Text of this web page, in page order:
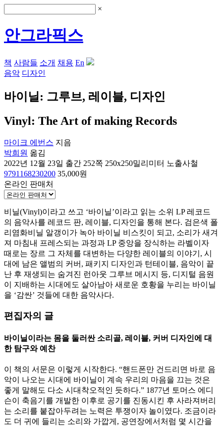
×
안그라픽스
책 사람들 소개 채용 En
음악 디자인
바이닐: 그루브, 레이블, 디자인
Vinyl: The Art of making Records
마이크 에번스 지음
박희원 옮김
2022년 12월 23일 출간 252쪽 250x250밀리미터 노출사철
9791168230200 35,000원
온라인 판매처
비닐(Vinyl)이라고 쓰고 ‘바이닐’이라고 읽는 소위 LP 레코드
의 음악사를 레코드 판, 레이블, 디자인을 통해 본다. 검은색 폴
리염화비닐 알갱이가 녹아 바이닐 비스킷이 되고, 소리가 새겨
져 마침내 프레스되는 과정과 LP 중앙을 장식하는 라벨이자
때로는 장르 그 자체를 대변하는 다양한 레이블의 이야기, 시
대에 남은 앨범의 커버, 패키지 디자인과 턴테이블, 음악이 끝
난 후 재생되는 숨겨진 런아웃 그루브 메시지 등, 디지털 음원
이 지배하는 시대에도 살아남아 새로운 호황을 누리는 바이닐
을 ‘감싼’ 것들에 대한 음악사다.
편집자의 글
바이닐이라는 몸을 둘러싼 소리골, 레이블, 커버 디자인에 대
한 탐구와 예찬
이 책의 서문은 이렇게 시작한다. “핸드폰만 건드리면 바로 음
악이 나오는 시대에 바이닐이 계속 우리의 마음을 끄는 것은
좋게 말해도 다소 시대착오적인 듯하다.” 1877년 토머스 에디
슨이 축음기를 개발한 이후로 공기를 진동시킨 후 사라져버리
는 소리를 붙잡아두려는 노력은 투쟁이자 놀이였다. 조금이라
도 더 귀에 들리는 소리와 가깝게, 공연장에서처럼 몇 시간을